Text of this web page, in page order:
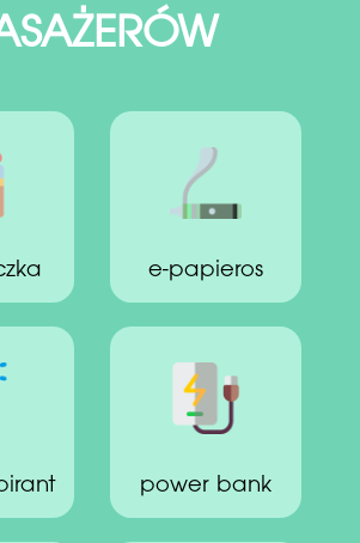
e-papieros
power bank